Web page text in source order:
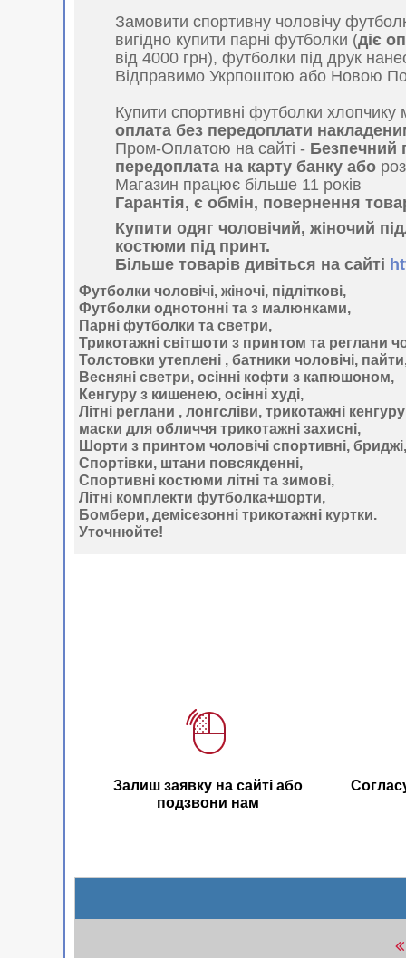
Замовити спортивну чоловічу
вигідно купити парні футболки (діє
від 4000 грн), футболки під друк
Відправимо Укрпоштою або Новою
Купити спортивні футболки хлопчику
оплата без передоплати
Пром-Оплатою на сайті - Безпечний
передоплата на карту банку або
Магазин працює більше 11 років
Гарантія, є обмін, повернення
Купити одяг чоловічий, жіночий
костюми під принт.
Більше товарів дивіться на сайті
Футболки чоловічі, жіночі, підліткові,
Футболки однотонні та з малюнками,
Парні футболки та светри,
Трикотажні світшоти з принтом та реглани
Толстовки утеплені , батники чоловічі,
Весняні светри, осінні кофти з капюшоном,
Кенгуру з кишенею, осінні худі,
Літні реглани , лонгсліви, трикотажні
маски для обличчя трикотажні захисні,
Шорти з принтом чоловічі спортивні,
Спортівки, штани повсякденні,
Спортивні костюми літні та зимові,
Літні комплекти футболка+шорти,
Бомбери, демісезонні трикотажні куртки.
Уточнюйте!
Залиш заявку на сайті або
подзвони нам